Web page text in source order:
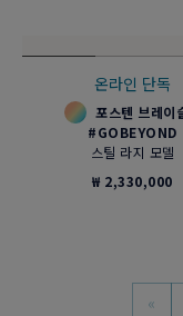
온라인 단독
포스텐 브레이
#GOBEYOND
스틸 라지 모델
₩ 2,330,000
«